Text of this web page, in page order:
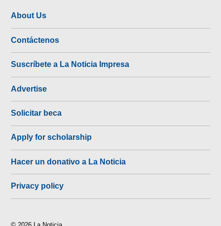
About Us
Contáctenos
Suscríbete a La Noticia Impresa
Advertise
Solicitar beca
Apply for scholarship
Hacer un donativo a La Noticia
Privacy policy